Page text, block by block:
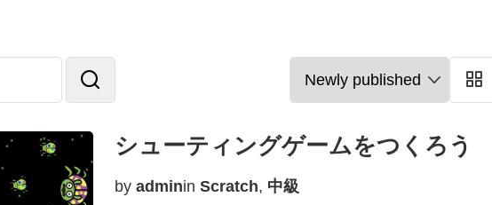
シューティングゲームをつくろう
by adminin Scratch, 中級